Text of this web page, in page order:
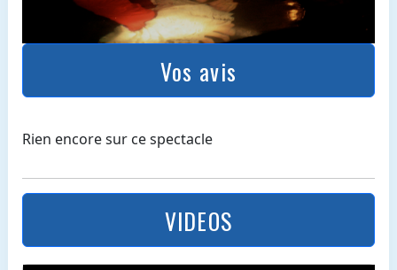
Vos avis
Rien encore sur ce spectacle
VIDEOS